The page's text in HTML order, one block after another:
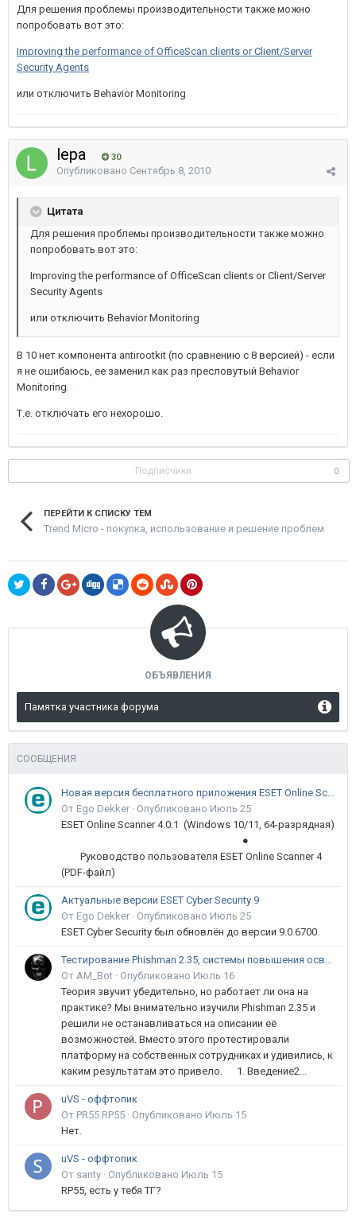
Для решения проблемы производительности также можно
попробовать вот это:
Improving the performance of OfficeScan clients or Client/Server
Security Agents
или отключить Behavior Monitoring
lepa 30
Опубликовано Сентябрь 8, 2010
Цитата
Для решения проблемы производительности также можно
попробовать вот это:
Improving the performance of OfficeScan clients or Client/Server
Security Agents
или отключить Behavior Monitoring
В 10 нет компонента antirootkit (по сравнению с 8 версией) - если
я не ошибаюсь, ее заменил как раз пресловутый Behavior
Monitoring.
Т.е. отключать его нехорошо.
Подписчики 0
ПЕРЕЙТИ К СПИСКУ ТЕМ
Trend Micro - покупка, использование и решение проблем
ОБЪЯВЛЕНИЯ
Памятка участника форума
СООБЩЕНИЯ
Новая версия бесплатного приложения ESET Online Scanner доступна пользователям
От Ego Dekker · Опубликовано Июль 25
ESET Online Scanner 4.0.1 (Windows 10/11, 64-разрядная)
●
Руководство пользователя ESET Online Scanner 4
(PDF-файл)
Актуальные версии ESET Cyber Security 9
От Ego Dekker · Опубликовано Июль 25
ESET Cyber Security был обновлён до версии 9.0.6700.
Тестирование Phishman 2.35, системы повышения осведомлённости пользователей в сфере ИБ
От AM_Bot · Опубликовано Июль 16
Теория звучит убедительно, но работает ли она на
практике? Мы внимательно изучили Phishman 2.35 и
решили не останавливаться на описании её
возможностей. Вместо этого протестировали
платформу на собственных сотрудниках и удивились, к
каким результатам это привело. 1. Введение2...
uVS - оффтопик
От PR55.RP55 · Опубликовано Июль 15
Нет.
uVS - оффтопик
От santy · Опубликовано Июль 15
RP55, есть у тебя ТГ?